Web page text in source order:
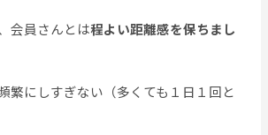
会員さんとは程よい距離感を保ちまし
繁にしすぎない（多くても１日１回と